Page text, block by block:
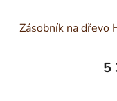
Zásobník na dřevo
5